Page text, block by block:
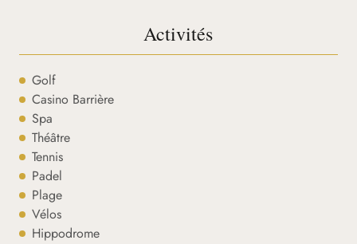
Activités
Golf
Casino Barrière
Spa
Théâtre
Tennis
Padel
Plage
Vélos
Hippodrome